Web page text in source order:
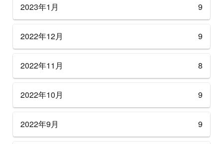
2023年1月 9
2022年12月 9
2022年11月 8
2022年10月 9
2022年9月 9